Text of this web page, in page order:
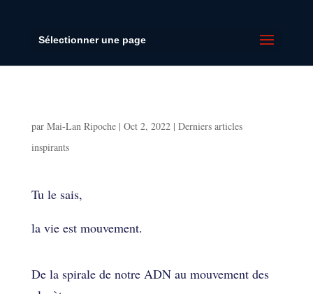
Sélectionner une page
par Mai-Lan Ripoche| Oct 2, 2022| Derniers articles
inspirants
Tu le sais,
la vie est mouvement.
De la spirale de notre ADN au mouvement des